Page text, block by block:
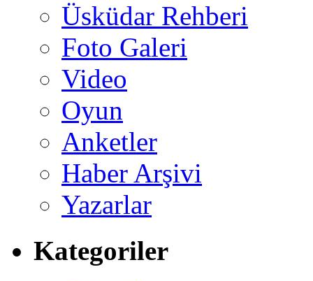
Üsküdar Rehberi
Foto Galeri
Video
Oyun
Anketler
Haber Arşivi
Yazarlar
Kategoriler